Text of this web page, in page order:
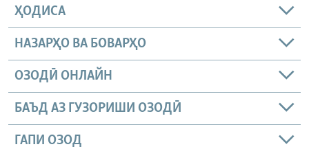
ҲОДИСА
НАЗАРҲО ВА БОВАРҲО
ОЗОДӢ ОНЛАЙН
БАЪД АЗ ГУЗОРИШИ ОЗОДӢ
ГАПИ ОЗОД